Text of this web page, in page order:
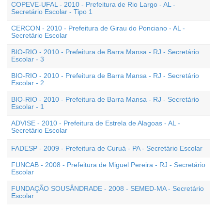
COPEVE-UFAL - 2010 - Prefeitura de Rio Largo - AL -
Secretário Escolar - Tipo 1
CERCON - 2010 - Prefeitura de Girau do Ponciano - AL -
Secretário Escolar
BIO-RIO - 2010 - Prefeitura de Barra Mansa - RJ - Secretário
Escolar - 3
BIO-RIO - 2010 - Prefeitura de Barra Mansa - RJ - Secretário
Escolar - 2
BIO-RIO - 2010 - Prefeitura de Barra Mansa - RJ - Secretário
Escolar - 1
ADVISE - 2010 - Prefeitura de Estrela de Alagoas - AL -
Secretário Escolar
FADESP - 2009 - Prefeitura de Curuá - PA - Secretário Escolar
FUNCAB - 2008 - Prefeitura de Miguel Pereira - RJ - Secretário
Escolar
FUNDAÇÃO SOUSÂNDRADE - 2008 - SEMED-MA - Secretário
Escolar